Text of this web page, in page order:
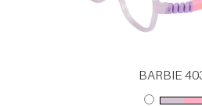
BARBIE